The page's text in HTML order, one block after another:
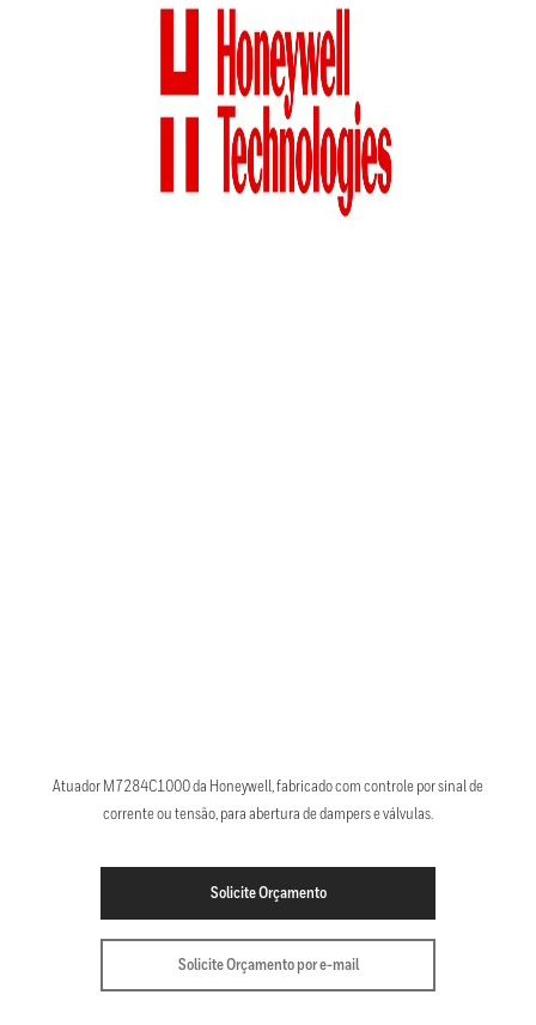
Atuador M7284C1000 da Honeywell, fabricado com controle por sinal de
corrente ou tensão, para abertura de dampers e válvulas.
Solicite Orçamento
Solicite Orçamento por e-mail